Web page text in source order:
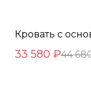
Кровать с
33 580 ₽44